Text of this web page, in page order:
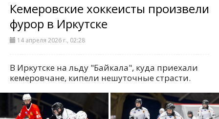
Кемеровские хоккеисты произвели
фурор в Иркутске
14 апреля 2026 г., 02:28
В Иркутске на льду "Байкала", куда приехали
кемеровчане, кипели нешуточные страсти.